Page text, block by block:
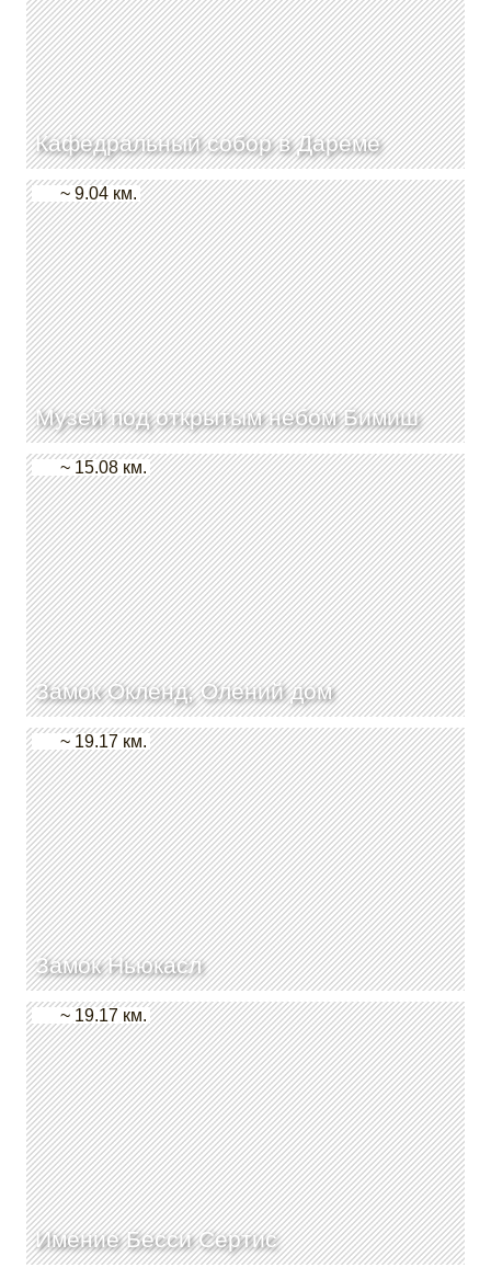
Кафедральный собор в Дареме
Музей под открытым небом Бимиш
~ 9.04 км.
Замок Окленд, Олений дом
~ 15.08 км.
Замок Ньюкасл
~ 19.17 км.
Имение Бесси Сертис
~ 19.17 км.